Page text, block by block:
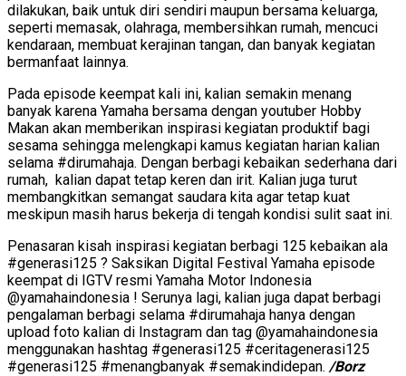
dilakukan, baik untuk diri sendiri maupun bersama keluarga,
seperti memasak, olahraga, membersihkan rumah, mencuci
kendaraan, membuat kerajinan tangan, dan banyak kegiatan
bermanfaat lainnya.
Pada episode keempat kali ini, kalian semakin menang
banyak karena Yamaha bersama dengan youtuber Hobby
Makan akan memberikan inspirasi kegiatan produktif bagi
sesama sehingga melengkapi kamus kegiatan harian kalian
selama #dirumahaja. Dengan berbagi kebaikan sederhana dari
rumah, kalian dapat tetap keren dan irit. Kalian juga turut
membangkitkan semangat saudara kita agar tetap kuat
meskipun masih harus bekerja di tengah kondisi sulit saat ini.
Penasaran kisah inspirasi kegiatan berbagi 125 kebaikan ala
#generasi125 ? Saksikan Digital Festival Yamaha episode
keempat di IGTV resmi Yamaha Motor Indonesia
@yamahaindonesia ! Serunya lagi, kalian juga dapat berbagi
pengalaman berbagi selama #dirumahaja hanya dengan
upload foto kalian di Instagram dan tag @yamahaindonesia
menggunakan hashtag #generasi125 #ceritagenerasi125
#generasi125 #menangbanyak #semakindidepan. /Borz